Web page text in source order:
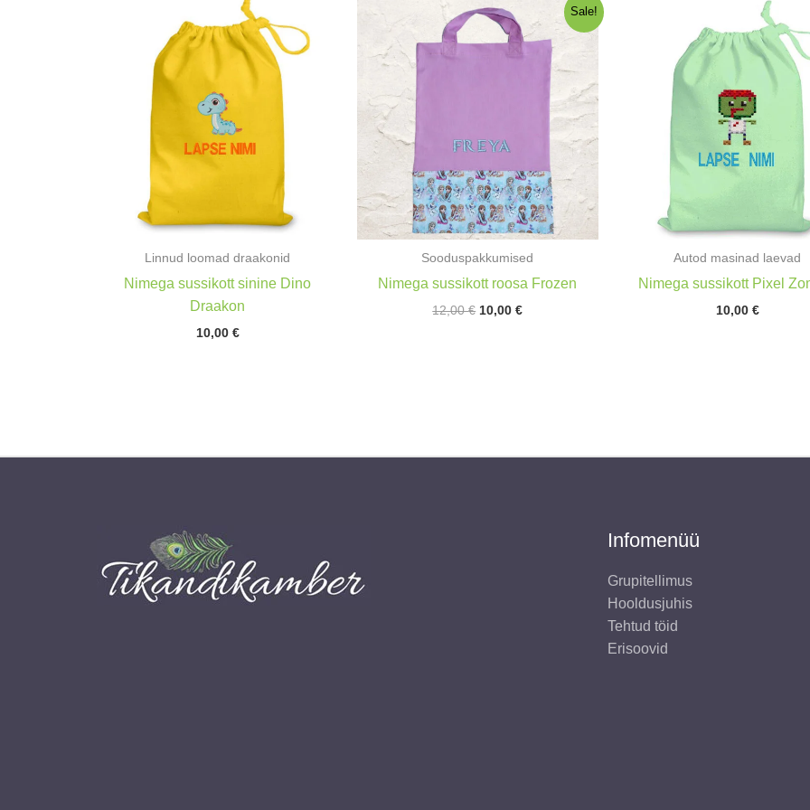
Linnud loomad draakonid
Nimega sussikott sinine Dino
Draakon
10,00 €
Sale!
Sooduspakkumised
Nimega sussikott roosa Frozen
12,00€ Algne
10,00€Praegune
Autod masinad laevad
Nimega sussikott Pixel
10,00 €
Infomenüü
Grupitellimus
Hooldusjuhis
Tehtud töid
Erisoovid